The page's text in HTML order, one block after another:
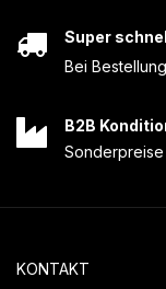
Super
Bei
B2B
KONTAKT